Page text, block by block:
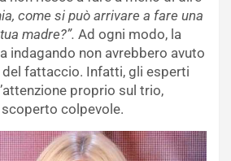
come si può arrivare a fare una
madre?”. Ad ogni modo, la
indagando non avrebbero avuto
del fattaccio. Infatti, gli esperti
proprio sul trio,
colpevole.